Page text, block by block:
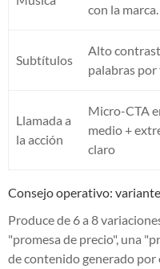
con la marca.
Subtítulos
Alto
palabras por
Llamada a
la acción
Micro-CTA
medio +
claro
Consejo operativo:
Produce de 6 a 8
"promesa de precio", una
de contenido generado por